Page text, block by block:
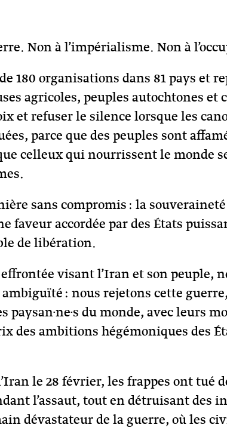
Non à l’impérialisme. Non à
180 organisations dans 81 pays et
agricoles, peuples autochtones et
et refuser le silence lorsque les
parce que des peuples sont
celleux qui nourrissent le monde
sans compromis : la
faveur accordée par des États
de libération.
visant l’Iran et son peuple,
: nous rejetons cette
du monde, avec leurs
des ambitions hégémoniques des
le 28 février, les frappes ont tué
l’assaut, tout en détruisant des
dévastateur de la guerre, où les